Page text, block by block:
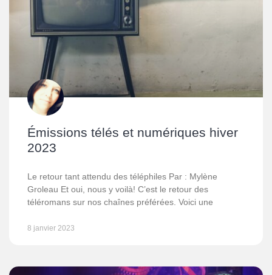
Émissions télés et numériques hiver
2023
Le retour tant attendu des téléphiles Par : Mylène
Groleau Et oui, nous y voilà! C’est le retour des
téléromans sur nos chaînes préférées. Voici une
8 janvier 2023